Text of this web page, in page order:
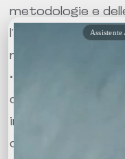
metodologie e
l’insegnamento
nuove tecnologie
· Tecnologie
delle tecnologie
informativi
degli strumenti di